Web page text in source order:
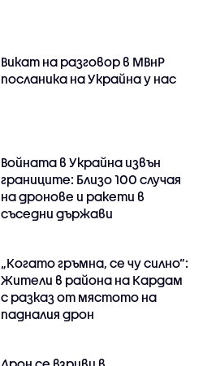
Викат на разговор в МВнР
посланика на Украйна у нас
Войната в Украйна извън
границите: Близо 100 случая
на дронове и ракети в
съседни държави
„Когато гръмна, се чу силно“:
Жители в района на Кардам
с разказ от мястото на
падналия дрон